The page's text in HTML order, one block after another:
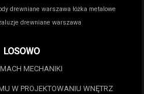
drewniane warszawa łóżka metalowe
drewniane warszawa
LOSOWO
MECHANIKI
W PROJEKTOWANIU WNĘTRZ